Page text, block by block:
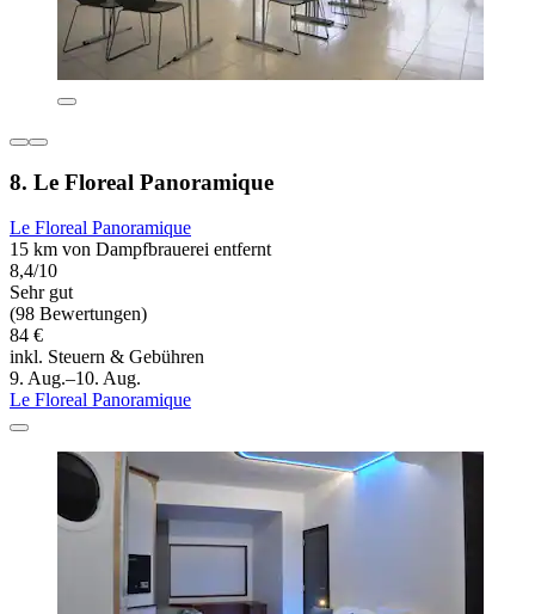
8. Le Floreal Panoramique
Le Floreal Panoramique
15 km von Dampfbrauerei entfernt
8,4/10
Sehr gut
(98 Bewertungen)
84 €
inkl. Steuern & Gebühren
9. Aug.–10. Aug.
Le Floreal Panoramique